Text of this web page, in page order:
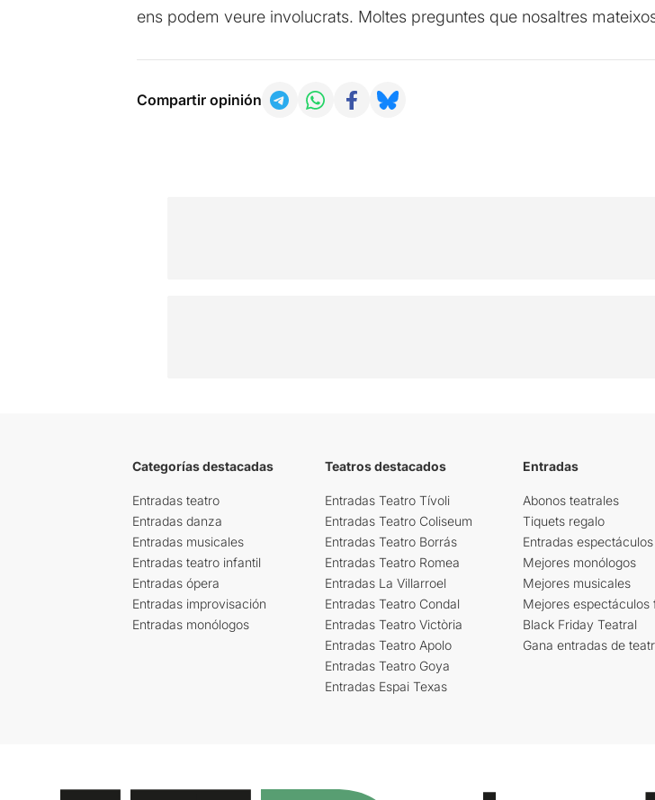
ens podem veure involucrats. Moltes preguntes que nosaltres
Compartir opinión
Categorías destacadas
Entradas teatro
Entradas danza
Entradas musicales
Entradas teatro infantil
Entradas ópera
Entradas improvisación
Entradas monólogos
Teatros destacados
Entradas Teatro Tívoli
Entradas Teatro Coliseum
Entradas Teatro Borrás
Entradas Teatro Romea
Entradas La Villarroel
Entradas Teatro Condal
Entradas Teatro Victòria
Entradas Teatro Apolo
Entradas Teatro Goya
Entradas Espai Texas
Entradas
Abonos teatrales
Tiquets regalo
Entradas
Mejores monólogos
Mejores musicales
Mejores espectáculos
Black Friday Teatral
Gana entradas de